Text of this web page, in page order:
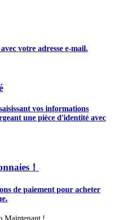
votre adresse e-mail.
vos informations
une pièce d'identité avec
！
de paiement pour acheter
Maintenant !